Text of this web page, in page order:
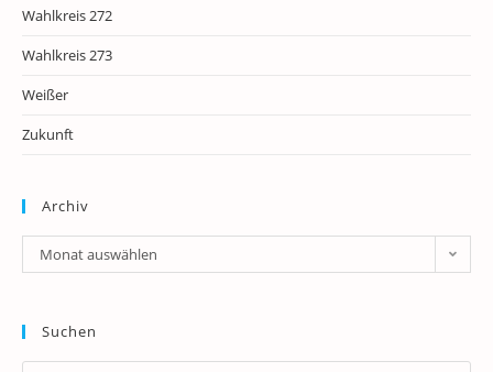
Wahlkreis 272
Wahlkreis 273
Weißer
Zukunft
Archiv
Archiv
Monat auswählen
Suchen